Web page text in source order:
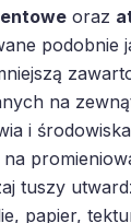
oraz
podobnie
na
i
tuszy
papier,